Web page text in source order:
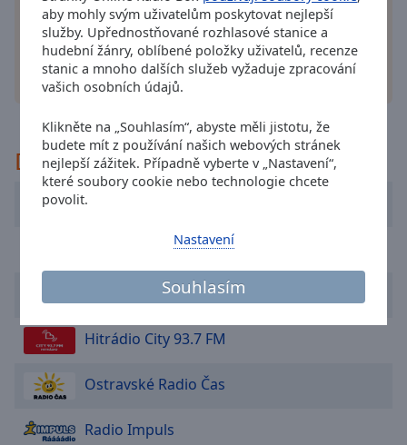
aby mohly svým uživatelům poskytovat nejlepší
služby. Upřednostňované rozhlasové stanice a
hudební žánry, oblíbené položky uživatelů, recenze
stanic a mnoho dalších služeb vyžaduje zpracování
vašich osobních údajů.
Klikněte na „Souhlasím“, abyste měli jistotu, že
budete mít z používání našich webových stránek
nejlepší zážitek. Případně vyberte v „Nastavení“,
které soubory cookie nebo technologie chcete
povolit.
Souhlasím
Nastavení
cancel
window.
Color
Opacity
Opacity
Area
jiné možnost
Doporučeno
Rádio Krokodýl FM
Hitrádio North Music
Country Radio
Hitrádio City 93.7 FM
Ostravské Radio Čas
Radio Impuls